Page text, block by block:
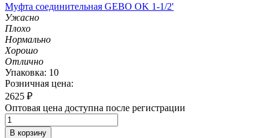
Муфта соединительная GEBO OK 1-1/2'
Ужасно
Плохо
Нормально
Хорошо
Отлично
Упаковка: 10
Розничная цена:
2625 ₽
Оптовая цена доступна после регистрации
В корзину